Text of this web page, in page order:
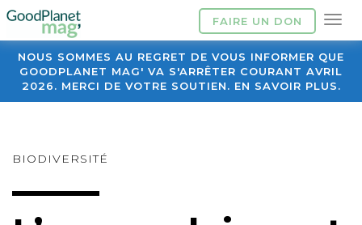
FAIRE UN DON
NOUS SOMMES AU REGRET DE VOUS INFORMER QUE
GOODPLANET MAG' VA S'ARRÊTER COURANT AVRIL
2026. MERCI DE VOTRE SOUTIEN. EN SAVOIR PLUS.
BIODIVERSITÉ